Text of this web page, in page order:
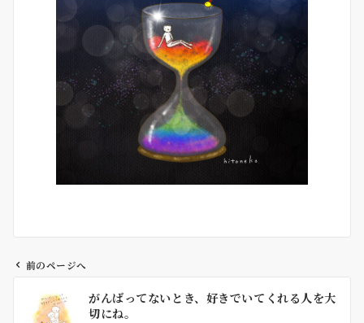
前のページへ
がんばってないとき、好きでいてくれる人を大
切にね。